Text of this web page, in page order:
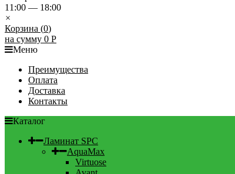
11:00 — 18:00
×
Корзина (0)
на сумму 0 Р
Меню
Преимущества
Оплата
Доставка
Контакты
Каталог
Ламинат SPC
AquaMax
Virtuose